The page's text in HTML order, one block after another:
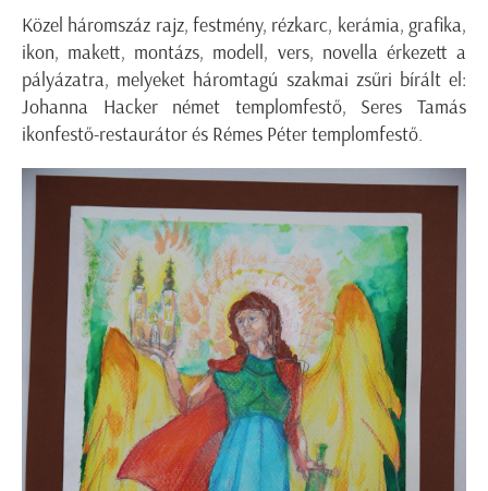
Közel háromszáz rajz, festmény, rézkarc, kerámia, grafika,
ikon, makett, montázs, modell, vers, novella érkezett a
pályázatra, melyeket háromtagú szakmai zsűri bírált el:
Johanna Hacker német templomfestő, Seres Tamás
ikonfestő-restaurátor és Rémes Péter templomfestő.